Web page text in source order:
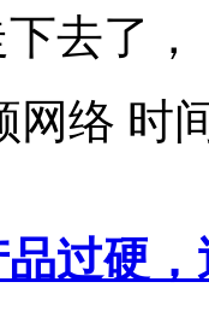
去了，
络 时
过硬